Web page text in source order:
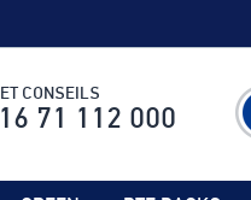
CONSEILS
71 112 000